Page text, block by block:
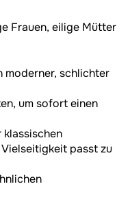
Frauen, eilige Mütter
moderner, schlichter
um sofort einen
klassischen
passt zu